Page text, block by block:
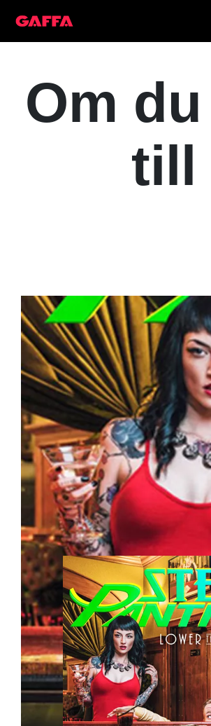
Om
till